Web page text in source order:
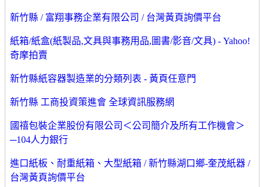
新竹縣 / 富翔事務企業有限公司 / 台灣黃頁詢價平台
紙箱/紙盒(紙製品,文具與事務用品,圖書/影音/文具) - Yahoo!
奇摩拍賣
新竹縣紙容器製造業的分類列表 - 黃頁任意門
新竹縣 工商投資策進會 全球資訊服務網
國禧包裝企業股份有限公司＜公司簡介及所有工作機會＞
─104人力銀行
進口紙板、耐重紙箱、大型紙箱 / 新竹縣湖口鄉-奎茂紙器 /
台灣黃頁詢價平台